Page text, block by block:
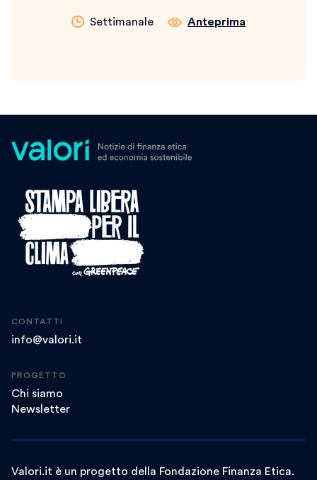
Settimanale Anteprima
CONTATTI
info@valori.it
PROGETTO
Chi siamo
Newsletter
Valori.it è un progetto della Fondazione Finanza Etica.